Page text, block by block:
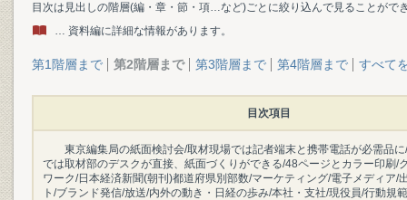
目次は見出しの階層(編・章・節・項…など)ごとに絞り込んで見ることがで
… 資料編に詳細な情報があります。
第1階層まで 第2階層まで 第3階層まで 第4階層まで すべて
目次項目
東京編集局の紙面検討会/取材現場では記者端末と携帯電話が必需品
では取材部のデスクが直接、紙面づくりができる/48ページとカラー印刷/
ワーク/日本経済新聞(朝刊)都道府県別部数/マーケティング/電子メディア/
ト/ブランド発信/放送/内外の動き・日経の歩み/本社・支社/現役員/行動規範